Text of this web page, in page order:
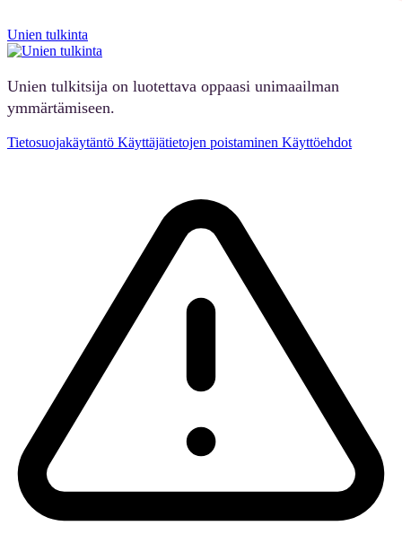
Unien tulkinta
Unien tulkitsija on luotettava oppaasi unimaailman
ymmärtämiseen.
Tietosuojakäytäntö Käyttäjätietojen poistaminen Käyttöehdot